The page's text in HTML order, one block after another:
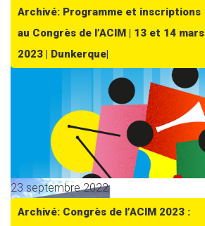
Archivé: Programme et inscriptions
au Congrès de l’ACIM | 13 et 14 mars
2023 | Dunkerque|
23 septembre 2022
Archivé: Congrès de l’ACIM 2023 :